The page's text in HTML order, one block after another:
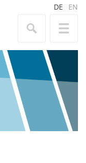
DE EN